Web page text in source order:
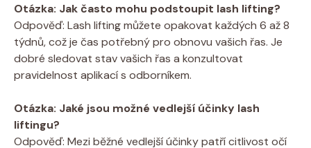
Otázka: Jak často mohu podstoupit lash lifting?
Odpověď: Lash lifting můžete opakovat každých 6 až 8
týdnů, což je čas potřebný pro obnovu vašich řas. Je
dobré sledovat stav vašich řas a konzultovat
pravidelnost aplikací s odborníkem.
Otázka: Jaké jsou možné vedlejší účinky lash
liftingu?
Odpověď: Mezi běžné vedlejší účinky patří citlivost očí